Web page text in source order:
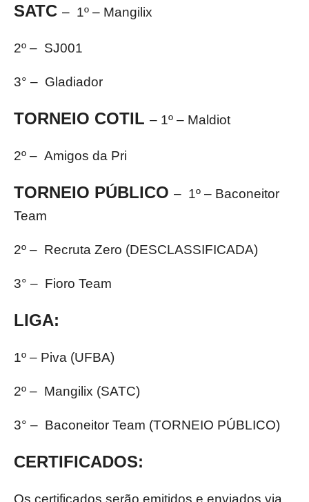
SATC – 1º – Mangilix
2º – SJ001
3° – Gladiador
TORNEIO COTIL – 1º – Maldiot
2º – Amigos da Pri
TORNEIO PÚBLICO – 1º – Baconeitor
Team
2º – Recruta Zero (DESCLASSIFICADA)
3° – Fioro Team
LIGA:
1º – Piva (UFBA)
2º – Mangilix (SATC)
3° – Baconeitor Team (TORNEIO PÚBLICO)
CERTIFICADOS: